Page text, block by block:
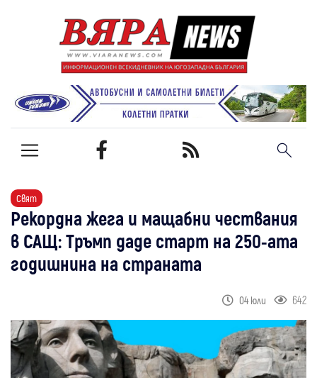
Свят
Рекордна жега и мащабни чествания
в САЩ: Тръмп даде старт на 250-ата
годишнина на страната
04 юли 642